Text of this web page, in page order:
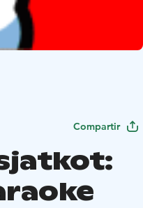
Compartir